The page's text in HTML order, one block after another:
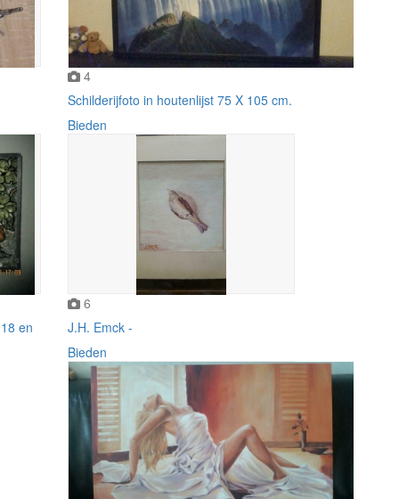
4
Schilderijfoto in houtenlijst 75 X 105 cm.
Bieden
en
6
J.H. Emck -
Bieden